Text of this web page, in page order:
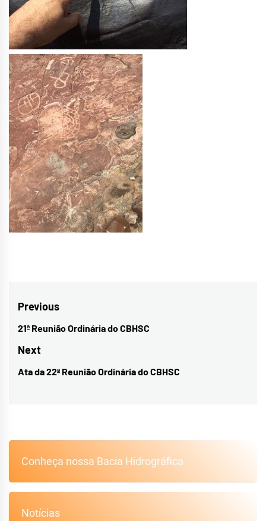
Navegação
de
Post
Previous
Previous
post:
21ª Reunião Ordinária do CBHSC
Next
Next
Ata da 22ª Reunião Ordinária do CBHSC
Conheça nossa Bacia Hidrográfica
Notícias